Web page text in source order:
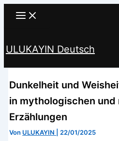
Zum
ULUKAYIN Deutsch
Dunkelheit und
in mythologischen und
Erzählungen
Von ULUKAYIN 22/01/2025